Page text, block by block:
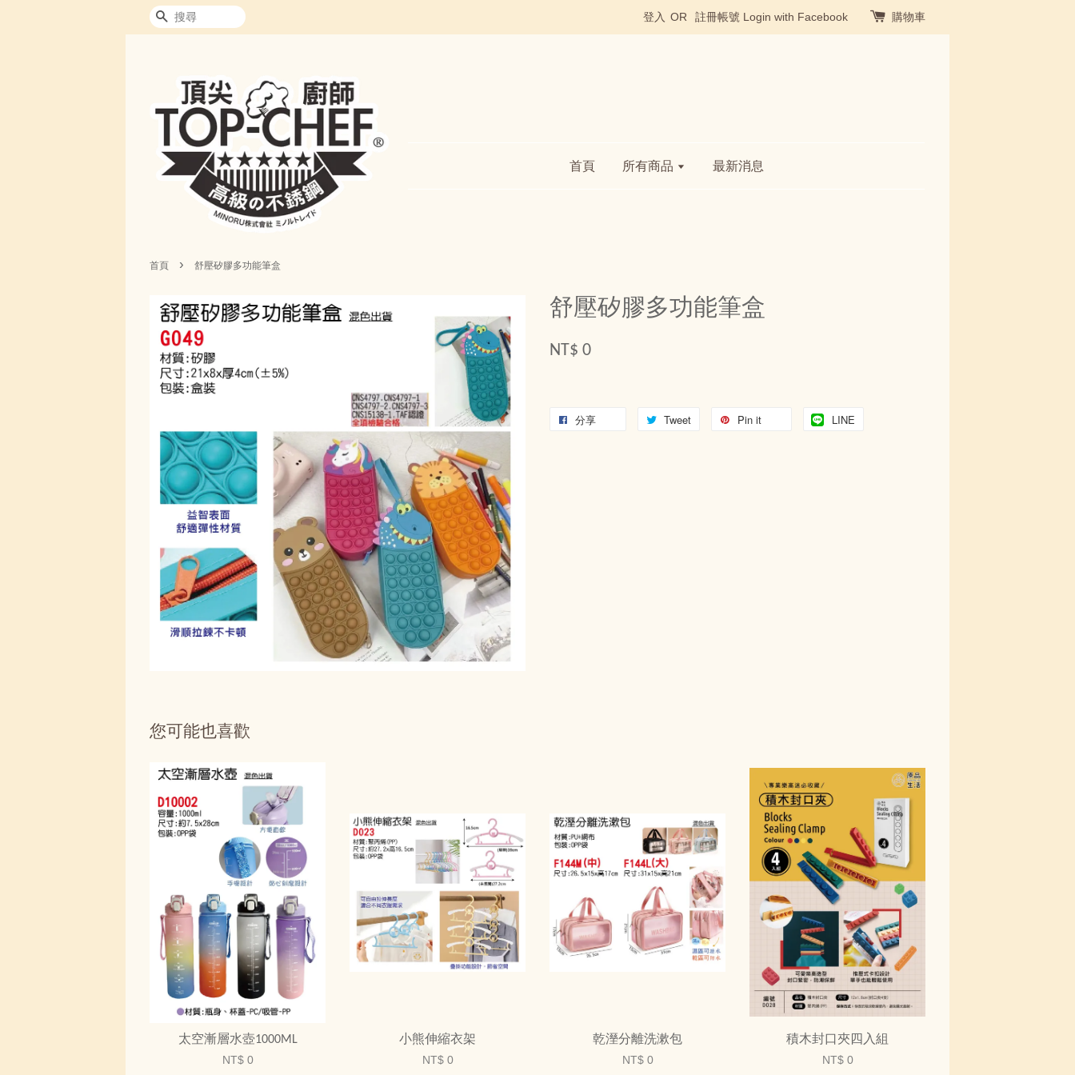
搜尋 登入 OR 註冊帳號 Login with Facebook 購物車
首頁 所有商品 最新消息
首頁 › 舒壓矽膠多功能筆盒
舒壓矽膠多功能筆盒
NT$ 0
分享 Tweet Pin it LINE
您可能也喜歡
太空漸層水壺1000ML
NT$ 0
小熊伸縮衣架
NT$ 0
乾溼分離洗漱包
NT$ 0
積木封口夾四入組
NT$ 0